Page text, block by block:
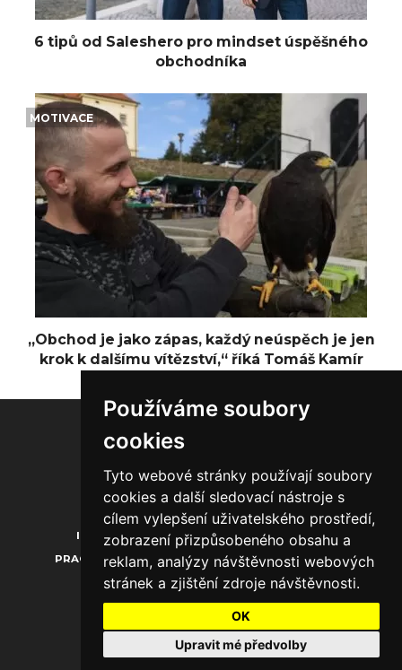
Používáme soubory
cookies
Tyto webové stránky používají soubory
cookies a další sledovací nástroje s
cílem vylepšení uživatelského prostředí,
zobrazení přizpůsobeného obsahu a
reklam, analýzy návštěvnosti webových
stránek a zjištění zdroje návštěvnosti.
OK
Upravit mé předvolby
6 tipů od Saleshero pro mindset úspěšného
obchodníka
MOTIVACE
„Obchod je jako zápas, každý neúspěch je jen
krok k dalšímu vítězství,“ říká Tomáš Kamír
20.000 1.850 1.300
INZERCE O NÁS
KONTAKTY
PRACOVNÍ PŘÍLEŽITOSTI
PROFILY FIREM
EVENTY
Podmínky užívání a zpracování osobních údajů